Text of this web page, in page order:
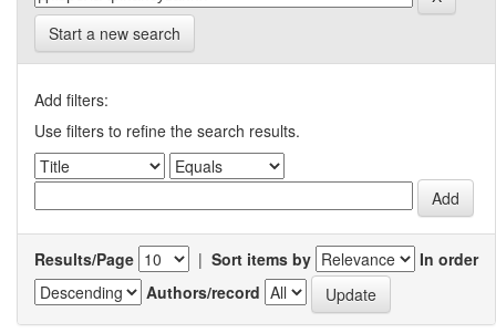
Start a new search
Add filters:
Use filters to refine the search results.
Results/Page | Sort items by
In order
Authors/record